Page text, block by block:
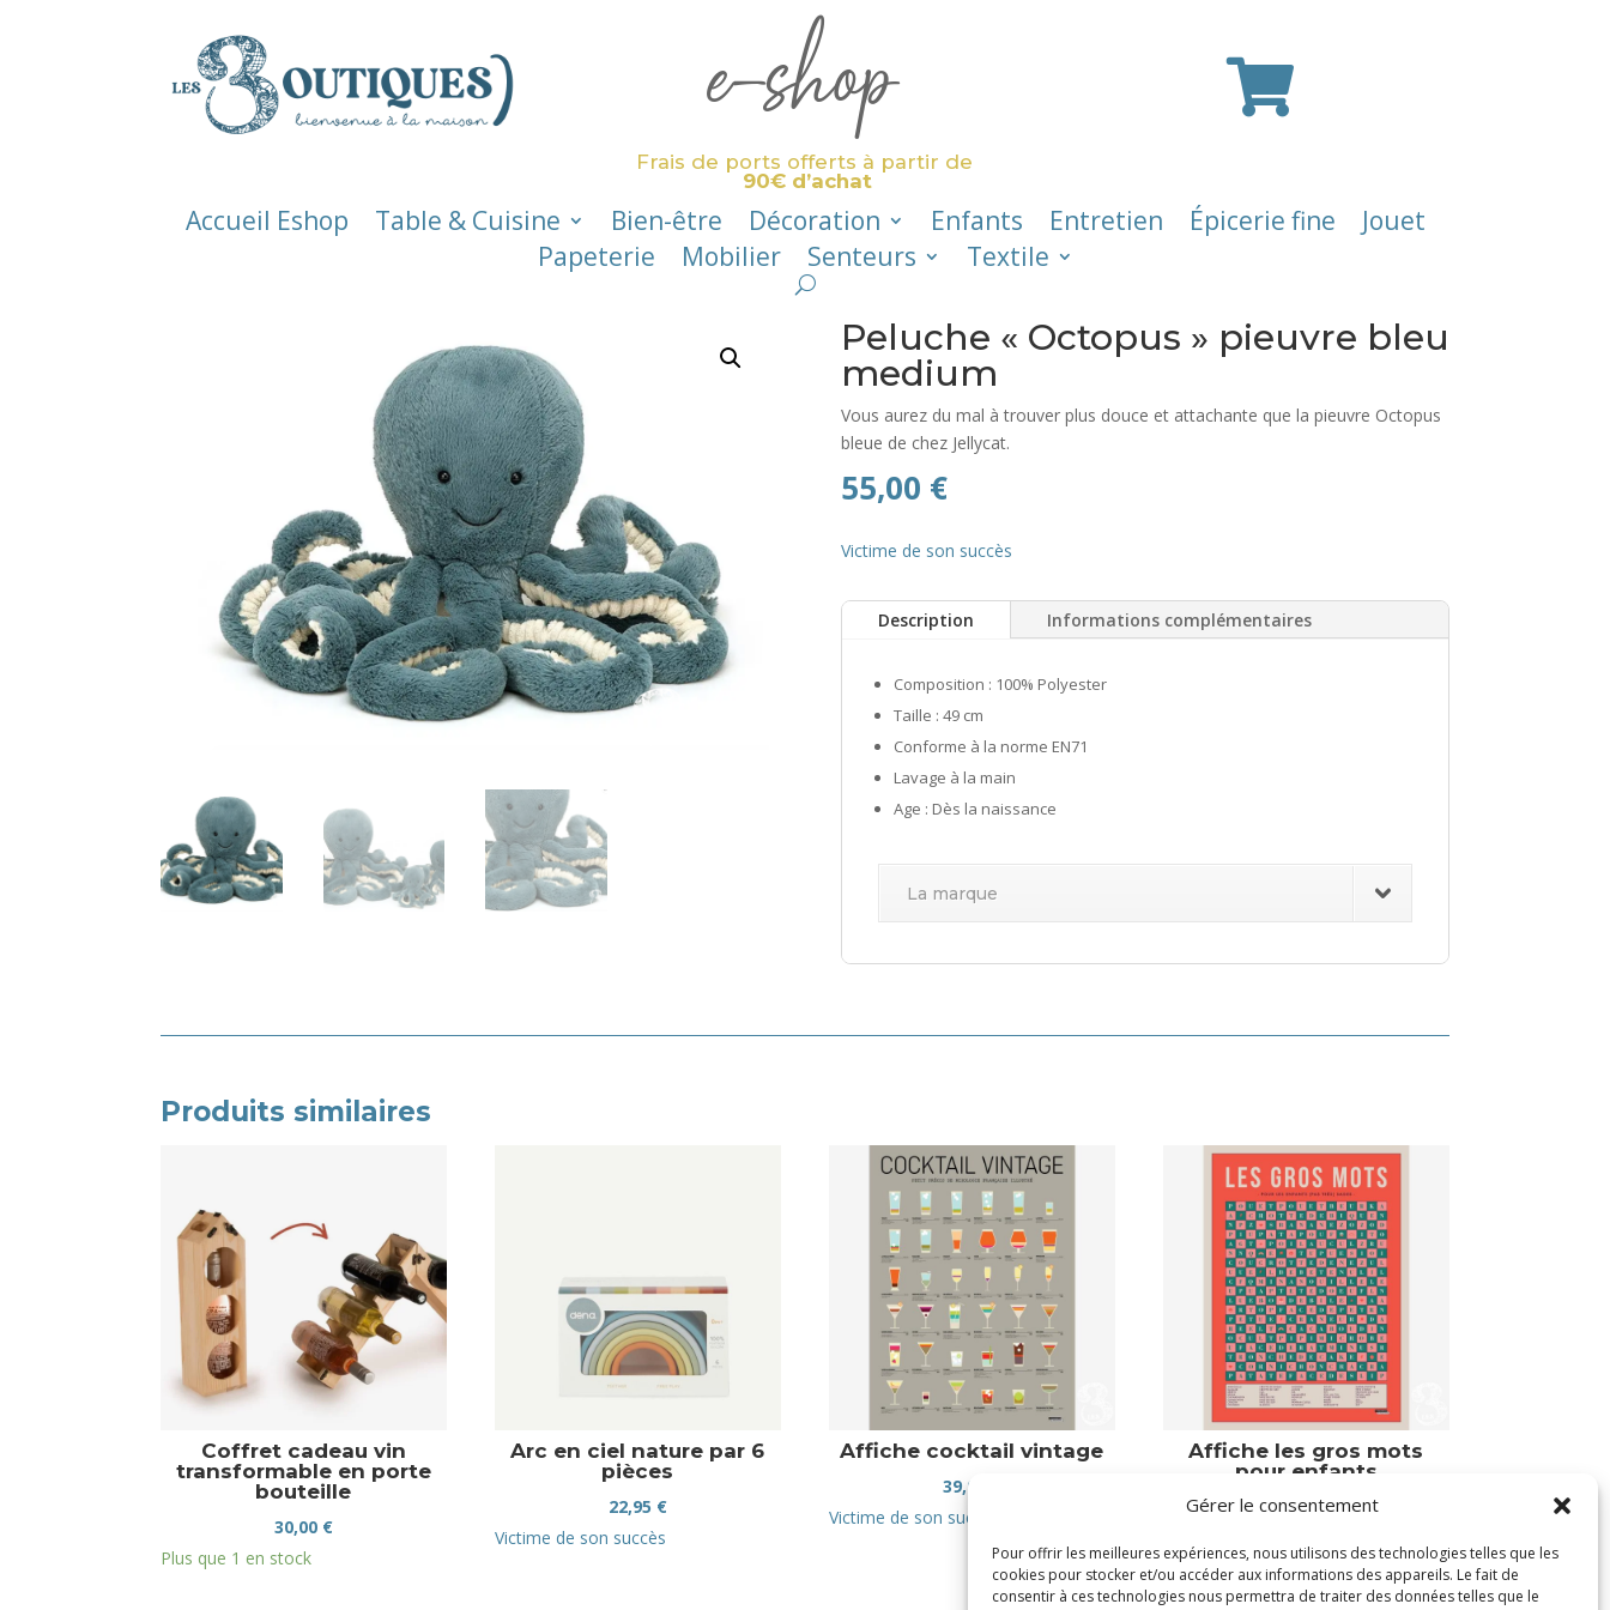
Gérer le consentement
Pour offrir les meilleures expériences, nous utilisons des technologies telles que les
cookies pour stocker et/ou accéder aux informations des appareils. Le fait de
consentir à ces technologies nous permettra de traiter des données telles que le
e-shop
Frais de ports offerts à partir de
90€ d’achat

Accueil Eshop Table & Cuisine Bien-être Décoration Enfants Entretien Épicerie fine
Jouet
Papeterie
Mobilier Senteurs Textile
Peluche « Octopus » pieuvre bleu
medium
Vous aurez du mal à trouver plus douce et attachante que la pieuvre Octopus
bleue de chez Jellycat.
55,00 €
Victime de son succès
Description Informations complémentaires
Composition : 100% Polyester
Taille : 49 cm
Conforme à la norme EN71
Lavage à la main
Age : Dès la naissance
La marque
Produits similaires
Coffret cadeau vin
transformable en porte
bouteille
30,00 €
Plus que 1 en stock
Arc en ciel nature par 6
pièces
22,95 €
Victime de son succès
Affiche cocktail vintage
39,00
Victime de son succès
Affiche les gros mots
pour enfants
39,00€